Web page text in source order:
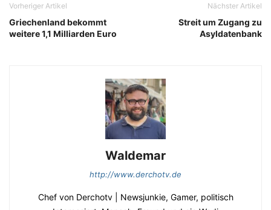
Vorheriger Artikel
Griechenland bekommt
weitere 1,1 Milliarden Euro
Nächster Artikel
Streit um Zugang zu
Asyldatenbank
Waldemar
http://www.derchotv.de
Chef von Derchotv | Newsjunkie, Gamer, politisch